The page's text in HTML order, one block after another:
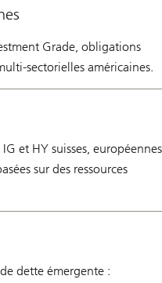
Grade, obligations
sectorielles américaines.
et HY suisses, européennes
sur des ressources
dette émergente :